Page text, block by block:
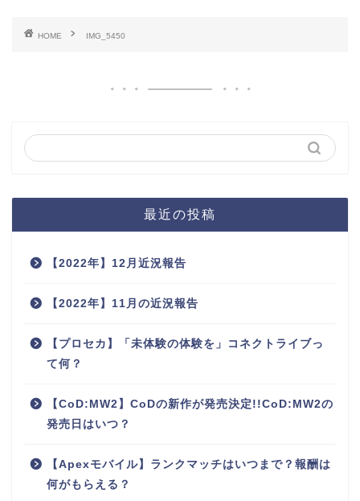
HOME IMG_5450
最近の投稿
【2022年】12月近況報告
【2022年】11月の近況報告
【プロセカ】「未体験の体験を」コネクトライブっ
て何？
【CoD:MW2】CoDの新作が発売決定!!CoD:MW2の
発売日はいつ？
【Apexモバイル】ランクマッチはいつまで？報酬は
何がもらえる？